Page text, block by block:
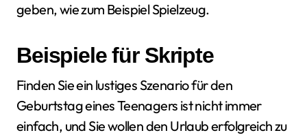
geben, wie zum Beispiel Spielzeug.
Beispiele für Skripte
Finden Sie ein lustiges Szenario für den
Geburtstag eines Teenagers ist nicht immer
einfach, und Sie wollen den Urlaub erfolgreich zu